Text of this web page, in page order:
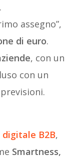
assegno”,
di euro.
, con un
con un
B2B,
Smartness,